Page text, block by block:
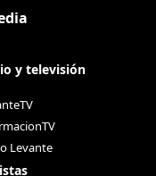
y televisión
Levante